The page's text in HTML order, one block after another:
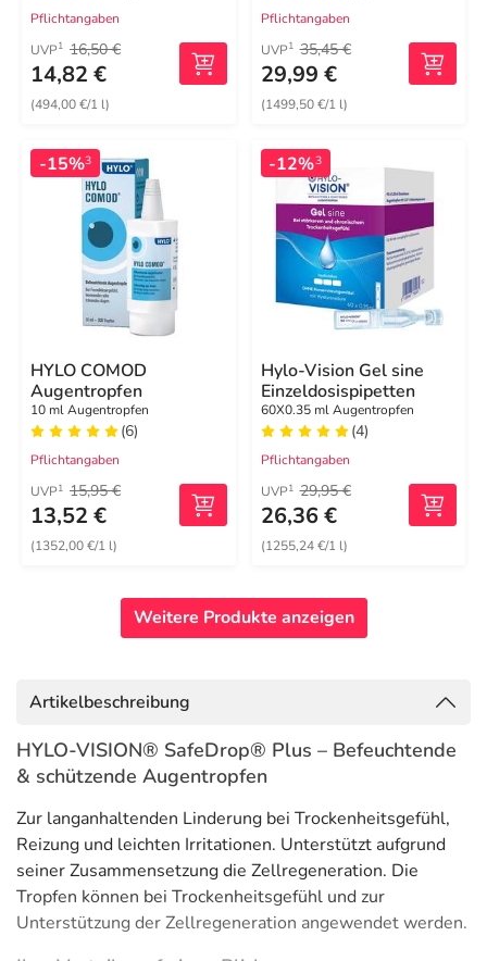
Pflichtangaben
UVP1 16,50 €
14,82 €
(494,00 €/1 l)
Pflichtangaben
UVP1 35,45 €
29,99 €
(1499,50 €/1 l)
-15%3
HYLO COMOD
Augentropfen
10 ml Augentropfen
(6)
Pflichtangaben
UVP1 15,95 €
13,52 €
(1352,00 €/1 l)
-12%3
Hylo-Vision Gel sine
Einzeldosispipetten
60X0.35 ml Augentropfen
(4)
Pflichtangaben
UVP1 29,95 €
26,36 €
(1255,24 €/1 l)
Weitere Produkte anzeigen
Artikelbeschreibung
HYLO-VISION® SafeDrop® Plus – Befeuchtende
& schützende Augentropfen
Zur langanhaltenden Linderung bei Trockenheitsgefühl,
Reizung und leichten Irritationen. Unterstützt aufgrund
seiner Zusammensetzung die Zellregeneration. Die
Tropfen können bei Trockenheitsgefühl und zur
Unterstützung der Zellregeneration angewendet werden.